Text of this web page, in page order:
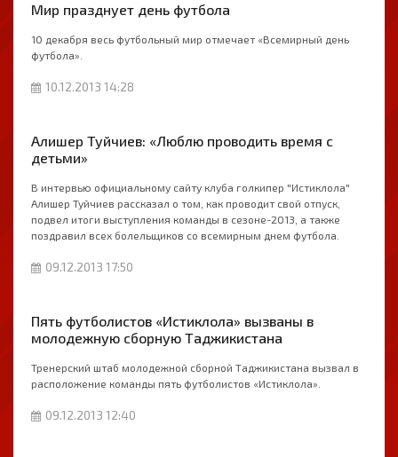
Мир празднует день футбола
10 декабря весь футбольный мир отмечает «Всемирный день
футбола».
10.12.2013 14:28
Алишер Туйчиев: «Люблю проводить время с
детьми»
В интервью официальному сайту клуба голкипер "Истиклола"
Алишер Туйчиев рассказал о том, как проводит свой отпуск,
подвел итоги выступления команды в сезоне-2013, а также
поздравил всех болельщиков со всемирным днем футбола.
09.12.2013 17:50
Пять футболистов «Истиклола» вызваны в
молодежную сборную Таджикистана
Тренерский штаб молодежной сборной Таджикистана вызвал в
расположение команды пять футболистов «Истиклола».
09.12.2013 12:40